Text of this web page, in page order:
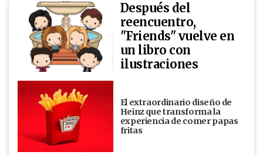
Después del
reencuentro,
"Friends" vuelve en
un libro con
ilustraciones
El extraordinario diseño de
Heinz que transforma la
experiencia de comer papas
fritas